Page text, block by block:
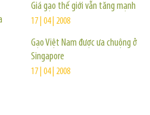
Giá gạo thế giới vẫn tăng mạnh
17 | 04 | 2008
Gạo Việt Nam được ưa chuộng ở
Singapore
17 | 04 | 2008